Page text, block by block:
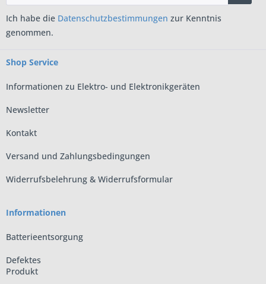
Ich habe die Datenschutzbestimmungen zur Kenntnis
genommen.
Shop Service
Informationen zu Elektro- und Elektronikgeräten
Newsletter
Kontakt
Versand und Zahlungsbedingungen
Widerrufsbelehrung & Widerrufsformular
Informationen
Batterieentsorgung
Defektes
Produkt